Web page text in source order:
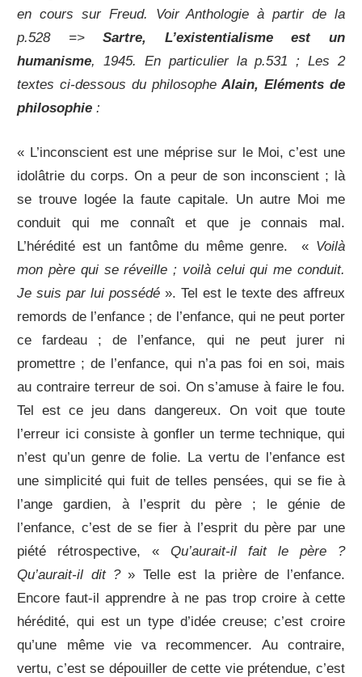
en cours sur Freud. Voir Anthologie à partir de la
p.528 =>Sartre, L’existentialisme est un
humanisme, 1945. En particulier la p.531 ; Les 2
textes ci-dessous du philosopheAlain, Eléments de
philosophie :
« L’inconscient est une méprise sur le Moi, c’est une
idolâtrie du corps. On a peur de son inconscient ; là
se trouve logée la faute capitale. Un autre Moi me
conduit qui me connaît et que je connais mal.
L’hérédité est un fantôme du même genre. « Voilà
mon père qui se réveille ; voilà celui qui me conduit.
Je suis par lui possédé ». Tel est le texte des affreux
remords de l’enfance ; de l’enfance, qui ne peut porter
ce fardeau ; de l’enfance, qui ne peut jurer ni
promettre ; de l’enfance, qui n’a pas foi en soi, mais
au contraire terreur de soi. On s’amuse à faire le fou.
Tel est ce jeu dans dangereux. On voit que toute
l’erreur ici consiste à gonfler un terme technique, qui
n’est qu’un genre de folie. La vertu de l’enfance est
une simplicité qui fuit de telles pensées, qui se fie à
l’ange gardien, à l’esprit du père ; le génie de
l’enfance, c’est de se fier à l’esprit du père par une
piété rétrospective, «Qu’aurait-il fait le père ?
Qu’aurait-il dit ?» Telle est la prière de l’enfance.
Encore faut-il apprendre à ne pas trop croire à cette
hérédité, qui est un type d’idée creuse; c’est croire
qu’une même vie va recommencer. Au contraire,
vertu, c’est se dépouiller de cette vie prétendue, c’est